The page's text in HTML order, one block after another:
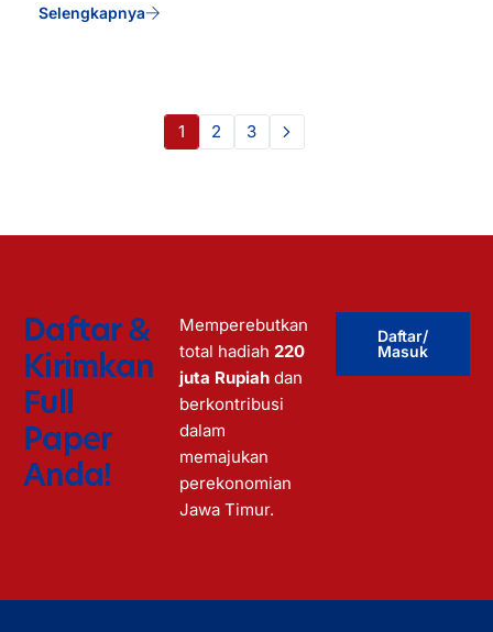
Selengkapnya
1 2 3
Daftar &
Kirimkan
Full
Paper
Anda!
Memperebutkan
total hadiah 220
juta Rupiah dan
berkontribusi
dalam
memajukan
perekonomian
Jawa Timur.
Daftar/
Masuk